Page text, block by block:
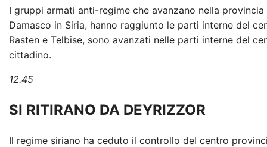
I gruppi armati anti-regime che avanzano nella
Damasco in Siria, hanno raggiunto le parti interne del
Rasten e Telbise, sono avanzati nelle parti interne del
cittadino.
12.45
SI RITIRANO DA DEYRIZZOR
Il regime siriano ha ceduto il controllo del centro